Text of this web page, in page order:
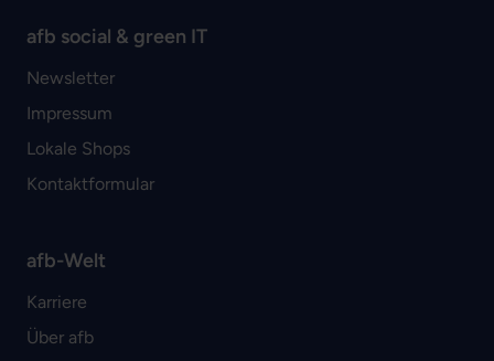
afb social & green IT
Newsletter
Impressum
Lokale Shops
Kontaktformular
afb-Welt
Karriere
Über afb